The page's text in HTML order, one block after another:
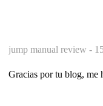
jump manual review -
Gracias por tu blog, me